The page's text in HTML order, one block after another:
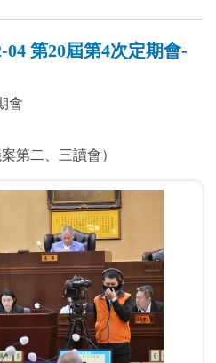
04 第20屆第4次定期會-
會
第二、三讀會）